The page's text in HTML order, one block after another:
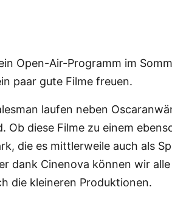
Open-Air-Programm im
paar gute Filme freuen.
laufen neben
Ob diese Filme zu einem
die es mittlerweile auch als
dank Cinenova können wir
die kleineren Produktionen.